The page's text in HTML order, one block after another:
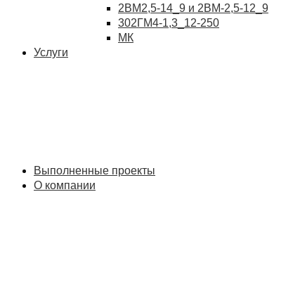
2ВМ2,5-14_9 и 2ВМ-2,5-12_9
302ГМ4-1,3_12-250
МК
Услуги
Выполненные проекты
О компании